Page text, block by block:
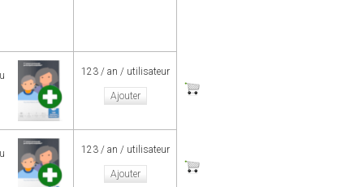
123 / an / utilisateur
Ajouter
123 / an / utilisateur
Ajouter